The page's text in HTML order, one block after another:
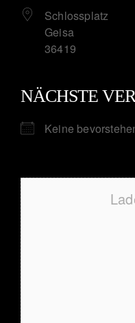
Schlossplatz
Geisa
36419
NÄCHSTE
Keine